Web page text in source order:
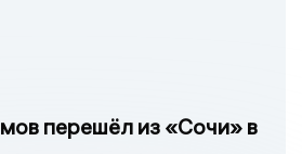
перешёл из «Сочи» в